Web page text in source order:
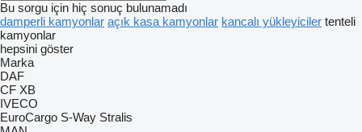
Bu sorgu için hiç sonuç bulunamadı
damperli kamyonlar açık kasa kamyonlar kancalı yükleyiciler tenteli
kamyonlar
hepsini göster
Marka
DAF
CF XB
IVECO
EuroCargo S-Way Stralis